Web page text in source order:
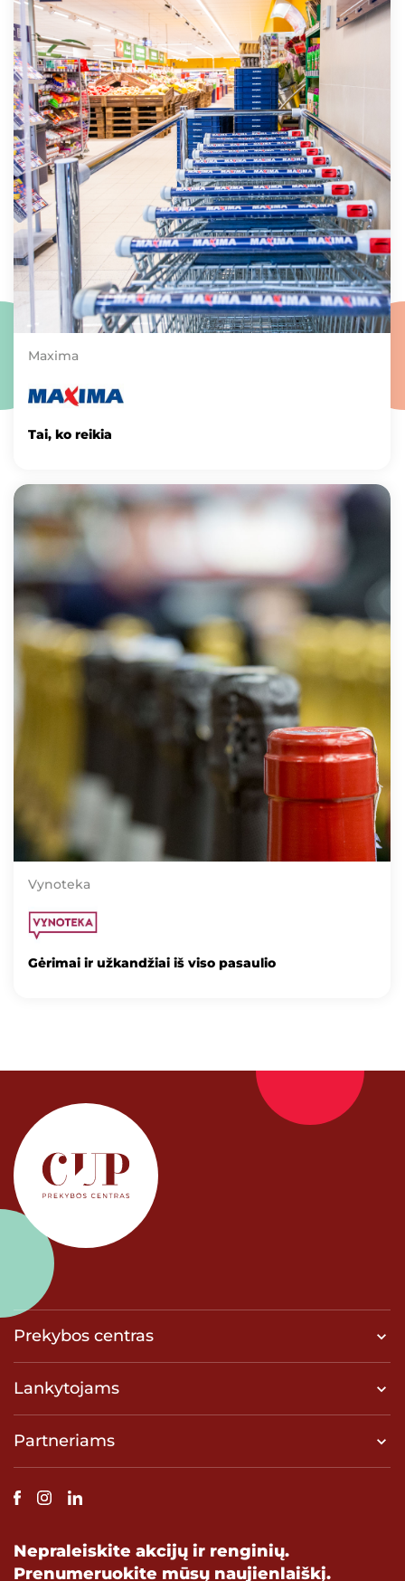
Maxima
Tai, ko reikia
Vynoteka
Gėrimai ir užkandžiai iš viso pasaulio
Prekybos centras
Lankytojams
Partneriams
Nepraleiskite akcijų ir renginių.
Prenumeruokite mūsų naujienlaiškį.